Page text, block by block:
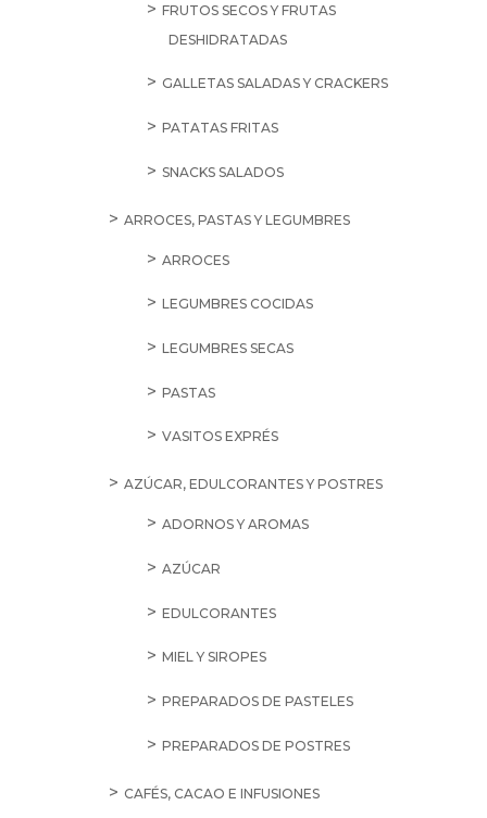
FRUTOS SECOS Y FRUTAS
DESHIDRATADAS
GALLETAS SALADAS Y CRACKERS
PATATAS FRITAS
SNACKS SALADOS
ARROCES, PASTAS Y LEGUMBRES
ARROCES
LEGUMBRES COCIDAS
LEGUMBRES SECAS
PASTAS
VASITOS EXPRÉS
AZÚCAR, EDULCORANTES Y POSTRES
ADORNOS Y AROMAS
AZÚCAR
EDULCORANTES
MIEL Y SIROPES
PREPARADOS DE PASTELES
PREPARADOS DE POSTRES
CAFÉS, CACAO E INFUSIONES